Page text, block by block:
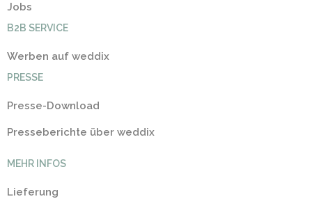
Jobs
B2B SERVICE
Werben auf weddix
PRESSE
Presse-Download
Presseberichte über weddix
MEHR INFOS
Lieferung